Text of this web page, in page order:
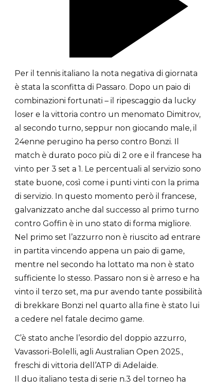
Per il tennis italiano la nota negativa di giornata
è stata la sconfitta di Passaro. Dopo un paio di
combinazioni fortunati – il ripescaggio da lucky
loser e la vittoria contro un menomato Dimitrov,
al secondo turno, seppur non giocando male, il
24enne perugino ha perso contro Bonzi. Il
match è durato poco più di 2 ore e il francese ha
vinto per 3 set a 1. Le percentuali al servizio sono
state buone, così come i punti vinti con la prima
di servizio. In questo momento però il francese,
galvanizzato anche dal successo al primo turno
contro Goffin è in uno stato di forma migliore.
Nel primo set l’azzurro non è riuscito ad entrare
in partita vincendo appena un paio di game,
mentre nel secondo ha lottato ma non è stato
sufficiente lo stesso. Passaro non si è arreso e ha
vinto il terzo set, ma pur avendo tante possibilità
di brekkare Bonzi nel quarto alla fine è stato lui
a cedere nel fatale decimo game.
C’è stato anche l’esordio del doppio azzurro,
Vavassori-Bolelli, agli Australian Open 2025.,
freschi di vittoria dell’ATP di Adelaide.
Il duo italiano testa di serie n.3 del torneo ha